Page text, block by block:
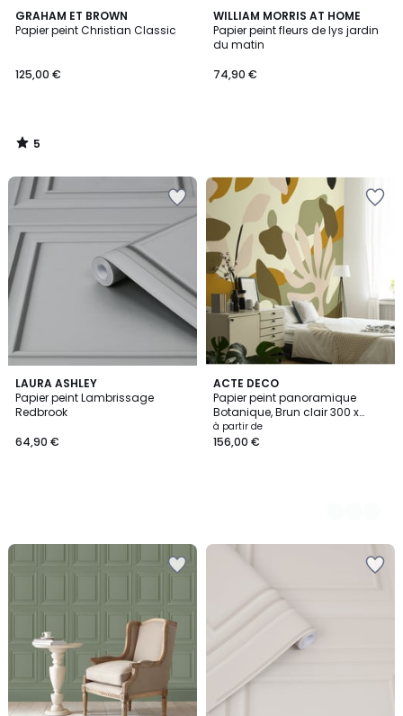
GRAHAM ET BROWN
Papier peint Christian Classic
125,00 €
5
/
5
/
WILLIAM MORRIS AT HOME
Papier peint fleurs de lys jardin
du matin
74,90 €
LAURA ASHLEY
Papier peint Lambrissage
Redbrook
64,90 €
ACTE DECO
Papier peint panoramique
Botanique, Brun clair 300 x
250cm
à partir de
156,00 €
5
Couleurs